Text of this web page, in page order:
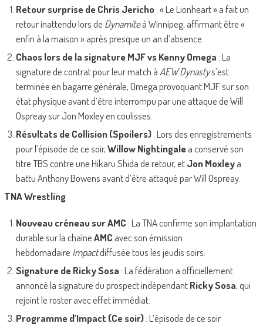
Retour surprise de Chris Jericho: « Le Lionheart » a fait un
retour inattendu lors de Dynamiteà Winnipeg, affirmant être «
enfin à la maison » après presque un an d’absence.
Chaos lors de la signature MJF vs Kenny Omega : La
signature de contrat pour leur match àAEW Dynastys’est
terminée en bagarre générale, Omega provoquant MJF sur son
état physique avant d’être interrompu par une attaque de Will
Ospreay sur Jon Moxley en coulisses.
Résultats de Collision (Spoilers): Lors des enregistrements
pour l’épisode de ce soir,Willow Nightingalea conservé son
titre TBS contre une Hikaru Shida de retour, etJon Moxleya
battu Anthony Bowens avant d’être attaqué par Will Ospreay.
TNA Wrestling
Nouveau créneau sur AMC : La TNA confirme son implantation
durable sur la chaîneAMC avec son émission
hebdomadaire Impactdiffusée tous les jeudis soirs.
Signature de Ricky Sosa : La fédération a officiellement
annoncé la signature du prospect indépendantRicky Sosa, qui
rejoint le roster avec effet immédiat.
Programme d’Impact (Ce soir): L’épisode de ce soir